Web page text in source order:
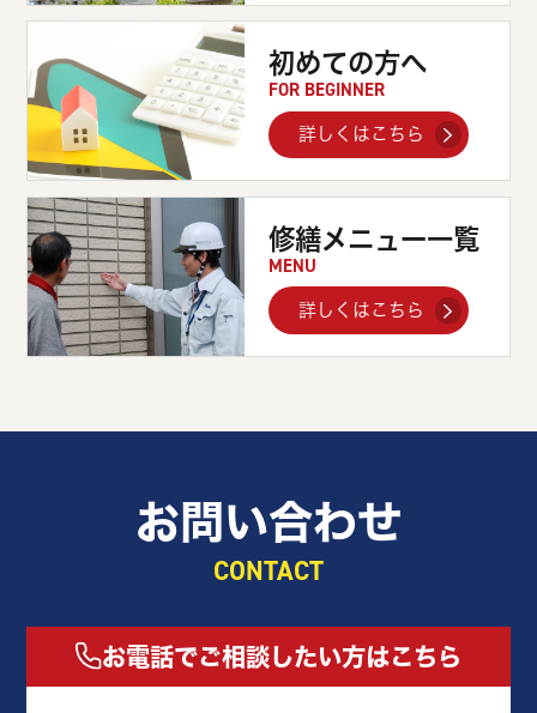
初めての方へ
FOR BEGINNER
詳しくはこちら
修繕メニュー一覧
MENU
詳しくはこちら
お問い合わせ
CONTACT
お電話でご相談したい方はこちら